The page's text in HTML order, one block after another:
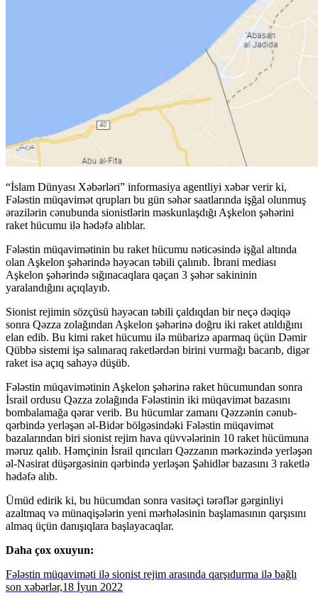
“İslam Dünyası Xəbərləri” informasiya agentliyi xəbər verir ki,
Fələstin müqavimət qrupları bu gün səhər saatlarında işğal olunmuş
ərazilərin cənubunda sionistlərin məskunlaşdığı Aşkelon şəhərini
raket hücumu ilə hədəfə alıblar.
Fələstin müqavimətinin bu raket hücumu nəticəsində işğal altında
olan Aşkelon şəhərində həyəcan təbili çalınıb. İbrani mediası
Aşkelon şəhərində sığınacaqlara qaçan 3 şəhər sakininin
yaralandığını açıqlayıb.
Sionist rejimin sözçüsü həyəcan təbili çaldıqdan bir neçə dəqiqə
sonra Qəzza zolağından Aşkelon şəhərinə doğru iki raket atıldığını
elan edib. Bu kimi raket hücumu ilə mübarizə aparmaq üçün Dəmir
Qübbə sistemi işə salınaraq raketlərdən birini vurmağı bacarıb, digər
raket isə açıq sahəyə düşüb.
Fələstin müqavimətinin Aşkelon şəhərinə raket hücumundan sonra
İsrail ordusu Qəzza zolağında Fələstinin iki müqavimət bazasını
bombalamağa qərar verib. Bu hücumlar zamanı Qəzzənin cənub-
qərbində yerləşən əl-Bidər bölgəsindəki Fələstin müqavimət
bazalarından biri sionist rejim hava qüvvələrinin 10 raket hücümuna
məruz qalıb. Həmçinin İsrail qırıcıları Qəzzanın mərkəzində yerləşən
əl-Nəsirat düşərgəsinin qərbində yerləşən Şəhidlər bazasını 3 raketlə
hədəfə alıb.
Ümüd edirik ki, bu hücumdan sonra vasitəçi tərəflər gərginliyi
azaltmaq və münaqişələrin yeni mərhələsinin başlamasının qarşısını
almaq üçün danışıqlara başlayacaqlar.
Daha çox oxuyun:
Fələstin müqaviməti ilə sionist rejim arasında qarşıdurma ilə bağlı
son xəbərlər,18 İyun 2022